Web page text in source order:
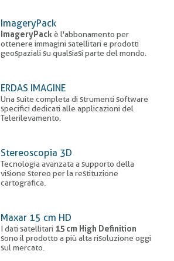
ImageryPack
ImageryPack è l'abbonamento per
ottenere immagini satellitari e prodotti
geospaziali su qualsiasi parte del mondo.
ERDAS IMAGINE
Una suite completa di strumenti software
specifici dedicati alle applicazioni del
Telerilevamento.
Stereoscopia 3D
Tecnologia avanzata a supporto della
visione stereo per la restituzione
cartografica.
Maxar 15 cm HD
I dati satellitari 15 cm High Definition
sono il prodotto a più alta risoluzione oggi
sul mercato.